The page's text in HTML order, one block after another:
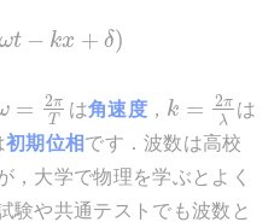
ωt − kx + δ)
= 2π
T
は角速度， k = 2π
λ
は
初期位相です．波数は高校
，大学で物理を学ぶとよく
験や共通テストでも波数と